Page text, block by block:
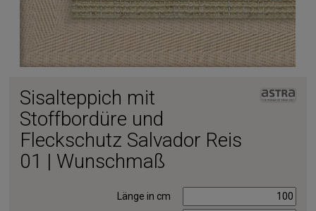
Sisalteppich mit
Stoffbordüre und
Fleckschutz Salvador Reis
01 | Wunschmaß
Länge in cm